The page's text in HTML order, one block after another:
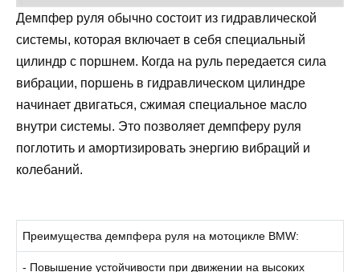
Демпфер руля обычно состоит из гидравлической
системы, которая включает в себя специальный
цилиндр с поршнем. Когда на руль передается сила
вибрации, поршень в гидравлическом цилиндре
начинает двигаться, сжимая специальное масло
внутри системы. Это позволяет демпферу руля
поглотить и амортизировать энергию вибраций и
колебаний.
Преимущества демпфера руля на мотоцикле BMW:
- Повышение устойчивости при движении на высоких